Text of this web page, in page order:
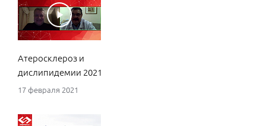
Атеросклероз и
дислипидемии 2021
17 февраля 2021